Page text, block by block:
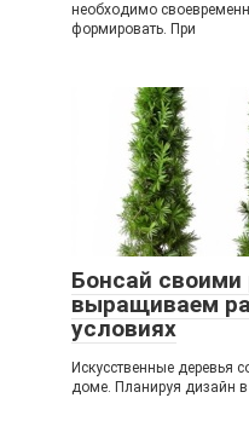
необходимо
формировать. При
Бонсай
выращиваем
условиях
Искусственные деревья
доме. Планируя дизайн